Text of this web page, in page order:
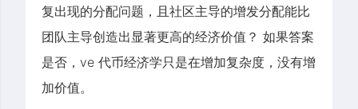
复出现的分配问题，且社区主导的增发分配能比
团队主导创造出显著更高的经济价值？ 如果答案
是否，ve 代币经济学只是在增加复杂度，没有增
加价值。